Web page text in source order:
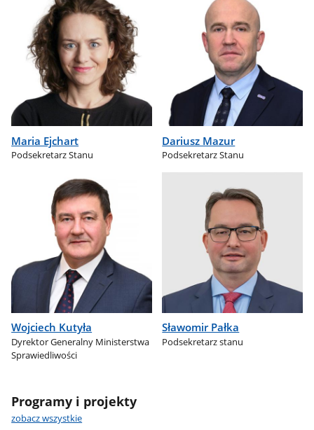
Maria Ejchart
Podsekretarz Stanu
Dariusz Mazur
Podsekretarz Stanu
Wojciech Kutyła
Dyrektor Generalny Ministerstwa
Sprawiedliwości
Sławomir Pałka
Podsekretarz stanu
Programy i projekty
zobacz wszystkie